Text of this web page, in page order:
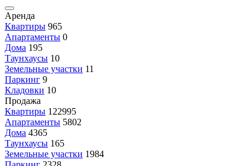
Аренда
Квартиры 965
Апартаменты 0
Дома 195
Таунхаусы 10
Земельные участки 11
Паркинг 9
Кладовки 10
Продажа
Квартиры 122995
Апартаменты 5802
Дома 4365
Таунхаусы 165
Земельные участки 1984